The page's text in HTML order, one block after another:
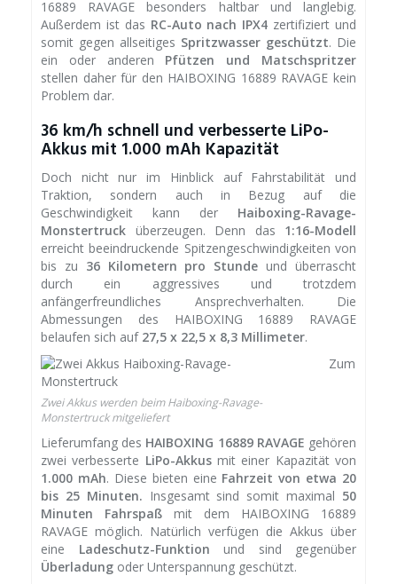
16889 RAVAGE besonders haltbar und langlebig.
Außerdem ist das RC-Auto nach IPX4 zertifiziert und
somit gegen allseitiges Spritzwasser geschützt. Die
ein oder anderen Pfützen und Matschspritzer
stellen daher für den HAIBOXING 16889 RAVAGE kein
Problem dar.
36 km/h schnell und verbesserte LiPo-
Akkus mit 1.000 mAh Kapazität
Doch nicht nur im Hinblick auf Fahrstabilität und
Traktion, sondern auch in Bezug auf die
Geschwindigkeit kann der Haiboxing-Ravage-
Monstertruck überzeugen. Denn das 1:16-Modell
erreicht beeindruckende Spitzengeschwindigkeiten von
bis zu 36 Kilometern pro Stunde und überrascht
durch ein aggressives und trotzdem
anfängerfreundliches Ansprechverhalten. Die
Abmessungen des HAIBOXING 16889 RAVAGE
belaufen sich auf 27,5 x 22,5 x 8,3 Millimeter.
Zwei Akkus werden beim Haiboxing-Ravage-
Monstertruck mitgeliefert
Zum
Lieferumfang des HAIBOXING 16889 RAVAGE gehören
zwei verbesserte LiPo-Akkusmit einer Kapazität von
1.000 mAh. Diese bieten eine Fahrzeit von etwa 20
bis 25 Minuten. Insgesamt sind somit maximal 50
Minuten Fahrspaß mit dem HAIBOXING 16889
RAVAGE möglich. Natürlich verfügen die Akkus über
eine Ladeschutz-Funktion und sind gegenüber
Überladung oder Unterspannung geschützt.